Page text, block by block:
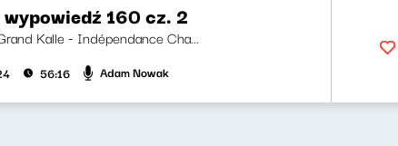
160 cz. 2
Kalle - Indépendance Cha...
56:16 Adam Nowak